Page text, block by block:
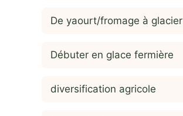
De yaourt/fromage à glacier
Débuter en glace fermière
diversification agricole